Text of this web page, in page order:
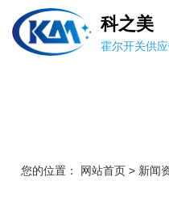
科之美
霍尔开关供
您的位置： 网站首页 > 新闻